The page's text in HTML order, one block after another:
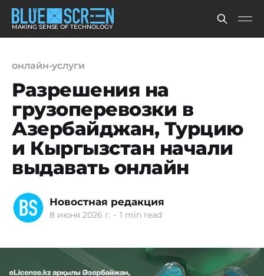
MAKING SENSE OF TECHNOLOGY
онлайн-услуги
Разрешения на
грузоперевозки в
Азербайджан, Турцию
и Кыргызстан начали
выдавать онлайн
Новостная редакция
8 июня 2026 г. • 1 min read